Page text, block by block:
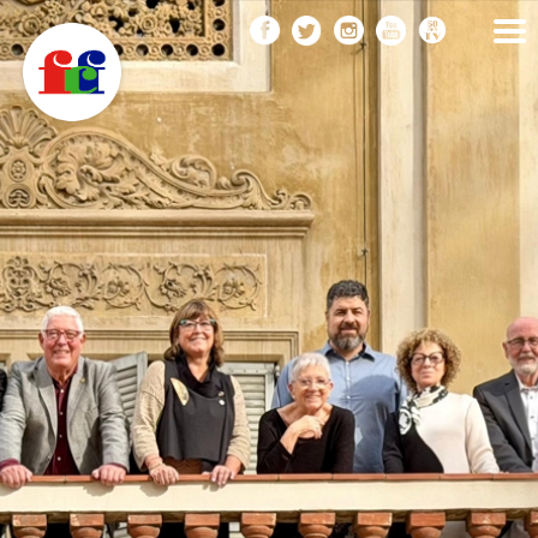
Vés
al
FEDERACIÓ CATALANA
DE FOTOGRAFIA
F
C
F